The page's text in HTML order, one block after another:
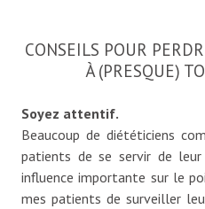
CONSEILS POUR
À (PRESQUE)
Soyez attentif.
Beaucoup de diététiciens
patients de se servir de leur
influence importante sur le
mes patients de surveiller